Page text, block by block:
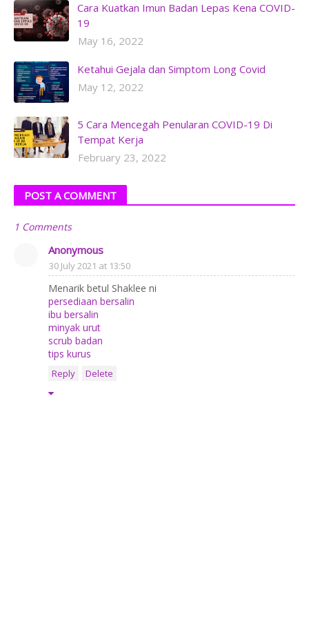
Cara Kuatkan Imun Badan Lepas Kena COVID-
19
May 16, 2022
Ketahui Gejala dan Simptom Long Covid
May 12, 2022
5 Cara Mencegah Penularan COVID-19 Di
Tempat Kerja
February 23, 2022
POST A COMMENT
1 Comments
Anonymous
30 July 2021 at 13:50
Menarik betul Shaklee ni
persediaan bersalin
ibu bersalin
minyak urut
scrub badan
tips kurus
Reply Delete